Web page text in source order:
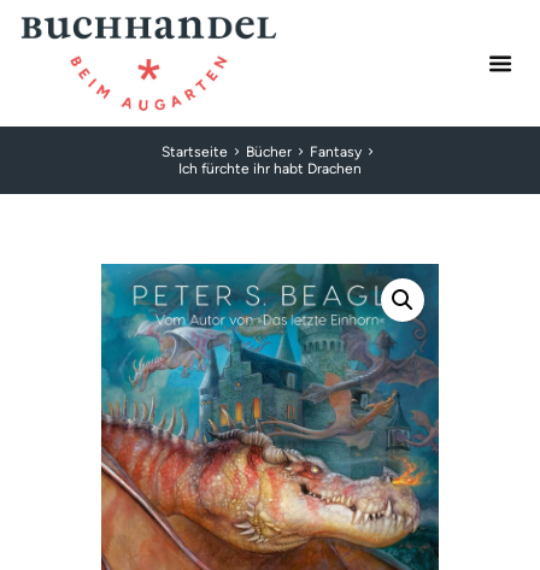
Startseite Bücher
Fantasy
Ich fürchte ihr habt Drachen